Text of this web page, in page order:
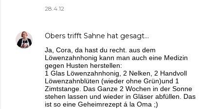
28.4.12
Obers trifft Sahne hat gesagt…
Ja, Cora, da hast du recht. aus dem
Löwenzahnhonig kann man auch eine Medizin
gegen Husten herstellen:
1 Glas Löwenzahnhonig, 2 Nelken, 2 Handvoll
Löwenzahnblüten (wieder ohne Grün)und 1
Zimtstange. Das Ganze 2 Wochen in der Sonne
stehen lassen und wieder in Gläser abfüllen. Das
ist so eine Geheimrezept á la Oma ;)